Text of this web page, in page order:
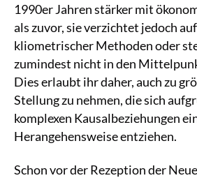
1990er Jahren stärker mit
als zuvor, sie verzichtet jedoch
kliometrischer Methoden oder
zumindest nicht in den
Dies erlaubt ihr daher, auch zu
Stellung zu nehmen, die sich
komplexen Kausalbeziehungen
Herangehensweise entziehen.
Schon vor der Rezeption der